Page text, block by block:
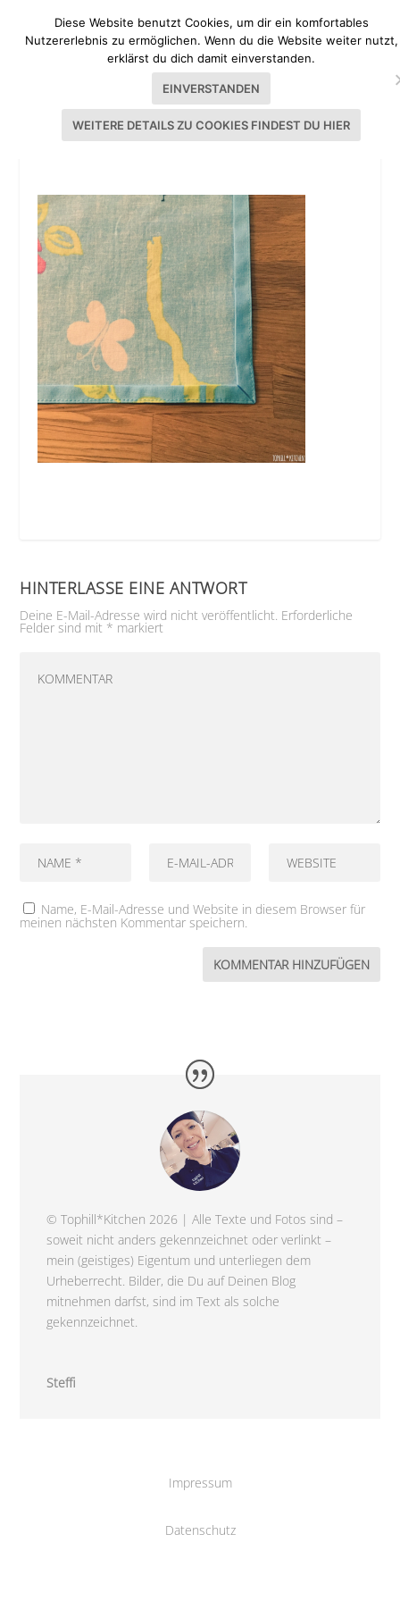
HINTERLASSE EINE ANTWORT
Deine E-Mail-Adresse wird nicht veröffentlicht. Erforderliche
Felder sind mit * markiert
Name, E-Mail-Adresse und Website in diesem Browser für
meinen nächsten Kommentar speichern.
© Tophill*Kitchen 2026 | Alle Texte und Fotos sind –
soweit nicht anders gekennzeichnet oder verlinkt –
mein (geistiges) Eigentum und unterliegen dem
Urheberrecht. Bilder, die Du auf Deinen Blog
mitnehmen darfst, sind im Text als solche
gekennzeichnet.
Steffi
Impressum
Datenschutz
Diese Website benutzt Cookies, um dir ein komfortables
Nutzererlebnis zu ermöglichen. Wenn du die Website weiter nutzt,
erklärst du dich damit einverstanden.
EINVERSTANDEN
WEITERE DETAILS ZU COOKIES FINDEST DU HIER